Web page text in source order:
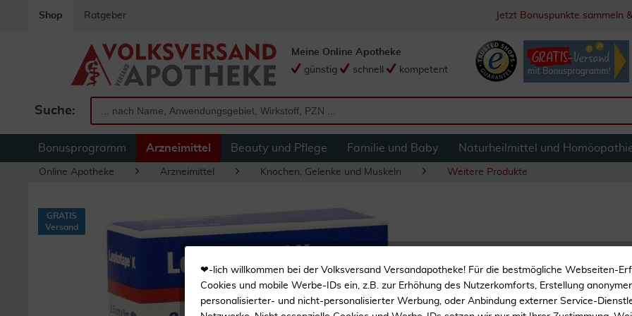
Shop Ratgeber Jetzt Bonuspunkte sammeln
Suche:
Meine Online Apotheke
günstig
schnell kompetent
Bonusprogramm Arzneimittel Beauty und Pflege Familie und Baby Naturheilmittel und
Online Apotheke Arzneimittel Knochen, Gelenke und Muskeln Weitere Produkte
Tapeverband
GRATIS
Versand
❤-lich willkommen bei der Volksversand Versandapotheke! Für die bestmögliche Webseiten-
Cookies und mobile Werbe-IDs ein, z.B. zur Erhöhung des Nutzerkomforts, Erstellung
personalisierter- und nicht-personalisierter Werbung, oder Anbindung externer Service-